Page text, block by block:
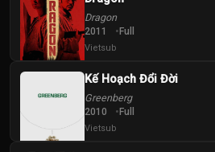
Dragon
2011 Full
Vietsub
Kế Hoạch Đổi Đời
Greenberg
2010 Full
Vietsub